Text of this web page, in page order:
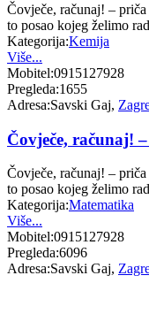
Čovječe, računaj! –
to posao kojeg želimo
Kategorija:Kemija
Više...
Mobitel:0915127928
Pregleda:1655
Adresa:Savski Gaj,
Čovječe, računaj!
Čovječe, računaj! –
to posao kojeg želimo
Kategorija:Matematika
Više...
Mobitel:0915127928
Pregleda:6096
Adresa:Savski Gaj,